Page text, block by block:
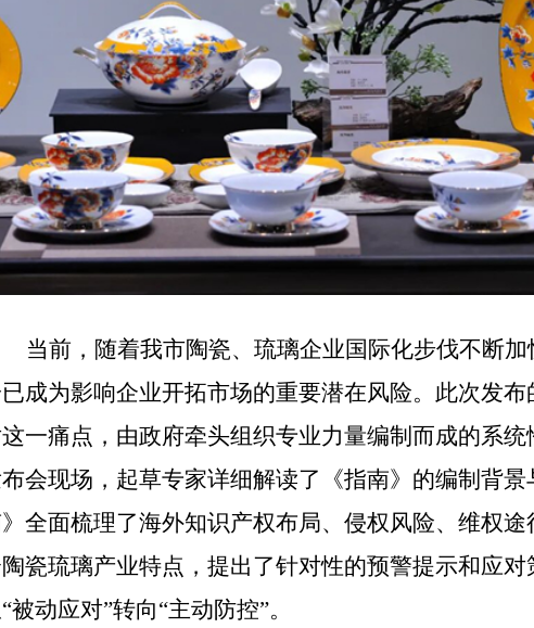
当前，随着我市陶瓷、琉璃企业国际化步伐不断
成为影响企业开拓市场的重要潜在风险。此次发
一痛点，由政府牵头组织专业力量编制而成的系统
会现场，起草专家详细解读了《指南》的编制背
全面梳理了海外知识产权布局、侵权风险、维权
瓷琉璃产业特点，提出了针对性的预警提示和应
“被动应对”转向“主动防控”。